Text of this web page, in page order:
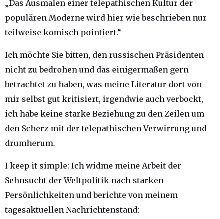
„Das Ausmalen einer telepathischen Kultur der
populären Moderne wird hier wie beschrieben nur
teilweise komisch pointiert.“
Ich möchte Sie bitten, den russischen Präsidenten
nicht zu bedrohen und das einigermaßen gern
betrachtet zu haben, was meine Literatur dort von
mir selbst gut kritisiert, irgendwie auch verbockt,
ich habe keine starke Beziehung zu den Zeilen um
den Scherz mit der telepathischen Verwirrung und
drumherum.
I keep it simple: Ich widme meine Arbeit der
Sehnsucht der Weltpolitik nach starken
Persönlichkeiten und berichte von meinem
tagesaktuellen Nachrichtenstand: